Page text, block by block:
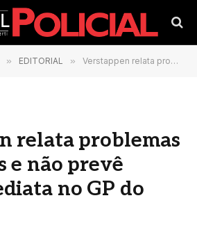
» EDITORIAL » Verstappen relata problemas nos treinos e não prevê reação imediata no GP do Japão
relata problemas
e não prevê
no GP do